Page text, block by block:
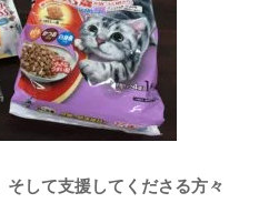
して支援してくださる方々